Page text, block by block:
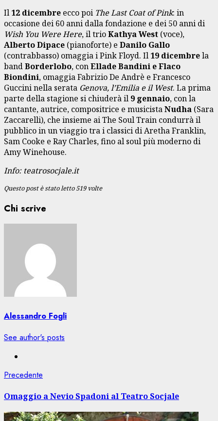
Il 12 dicembre ecco poi The Last Coat of Pink: in
occasione dei 60 anni dalla fondazione e dei 50 anni di
Wish You Were Here, il trioKathya West (voce),
Alberto Dipace (pianoforte) e Danilo Gallo
(contrabbasso) omaggia i Pink Floyd. Il 19 dicembrela
bandBorderlobo, conEllade Bandini e Flaco
Biondini, omaggia Fabrizio De Andrè e Francesco
Guccini nella serata Genova, l’Emilia e il West. La prima
parte della stagione si chiuderà il 9 gennaio, con la
cantante, autrice, compositrice e musicistaNudha (Sara
Zaccarelli), che insieme ai The Soul Train condurrà il
pubblico in un viaggio tra i classici di Aretha Franklin,
Sam Cooke e Ray Charles, fino al soul più moderno di
Amy Winehouse.
Info: teatrosocjale.it
Questo post è stato letto 519 volte
Chi scrive
Alessandro Fogli
See author's posts
Navigazione
articolo
Precedente
Omaggio a Nevio Spadoni al Teatro Socjale